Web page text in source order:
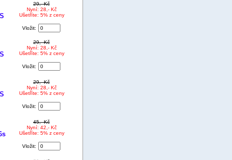
29,- Kč
Nyní: 28,- Kč
Ušetříte: 5% z ceny
Vložit:
29,- Kč
Nyní: 28,- Kč
Ušetříte: 5% z ceny
Vložit:
29,- Kč
Nyní: 28,- Kč
Ušetříte: 5% z ceny
Vložit:
45,- Kč
Nyní: 42,- Kč
Ušetříte: 5% z ceny
Vložit: